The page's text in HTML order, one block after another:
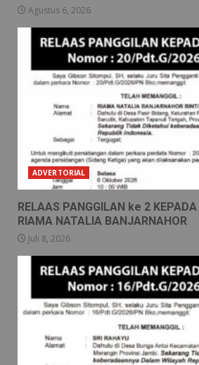
Agustus 6, 2026
ADVERTORIAL
RELAAS PANGGILAN ke 2 KEPADA
RIAMA NATALIA BANJARNAHOR
Juli 8, 2026